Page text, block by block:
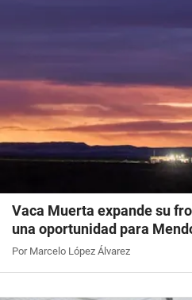
Vaca Muerta expande su
una oportunidad para
Por Marcelo López Álvarez